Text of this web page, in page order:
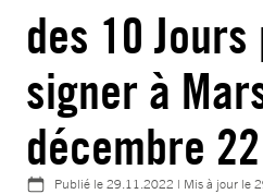
des 10
signer à
décembre 22
Publié le29.11.2022 | Mis à jour le